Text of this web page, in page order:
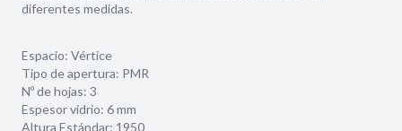
diferentes medidas.
Espacio: Vértice
Tipo de apertura: PMR
Nº de hojas: 3
Espesor vidrio: 6 mm
Altura Estándar: 1950